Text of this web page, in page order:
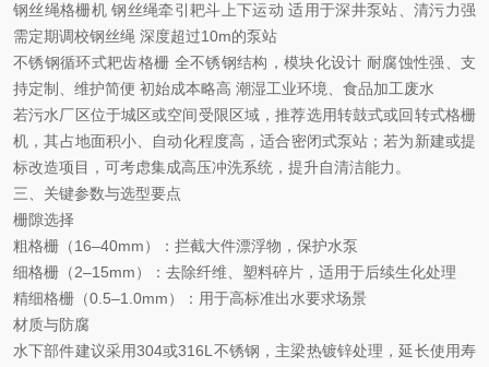
钢丝绳格栅机 钢丝绳牵引耙斗上下运动 适用于深井泵站、清污力强
需定期调校钢丝绳 深度超过10m的泵站
不锈钢循环式耙齿格栅 全不锈钢结构，模块化设计 耐腐蚀性强、支
持定制、维护简便 初始成本略高 潮湿工业环境、食品加工废水
若污水厂区位于城区或空间受限区域，推荐选用‌转鼓式或回转式格栅
机‌，其占地面积小、自动化程度高，适合密闭式泵站；若为新建或提
标改造项目，可考虑集成‌高压冲洗系统‌，提升自清洁能力。
三、关键参数与选型要点
栅隙选择
粗格栅（16–40mm）：拦截大件漂浮物，保护水泵
细格栅（2–15mm）：去除纤维、塑料碎片，适用于后续生化处理
精细格栅（0.5–1.0mm）：用于高标准出水要求场景
材质与防腐
水下部件建议采用304或316L 不锈钢‌，主梁热镀锌处理，延长使用寿